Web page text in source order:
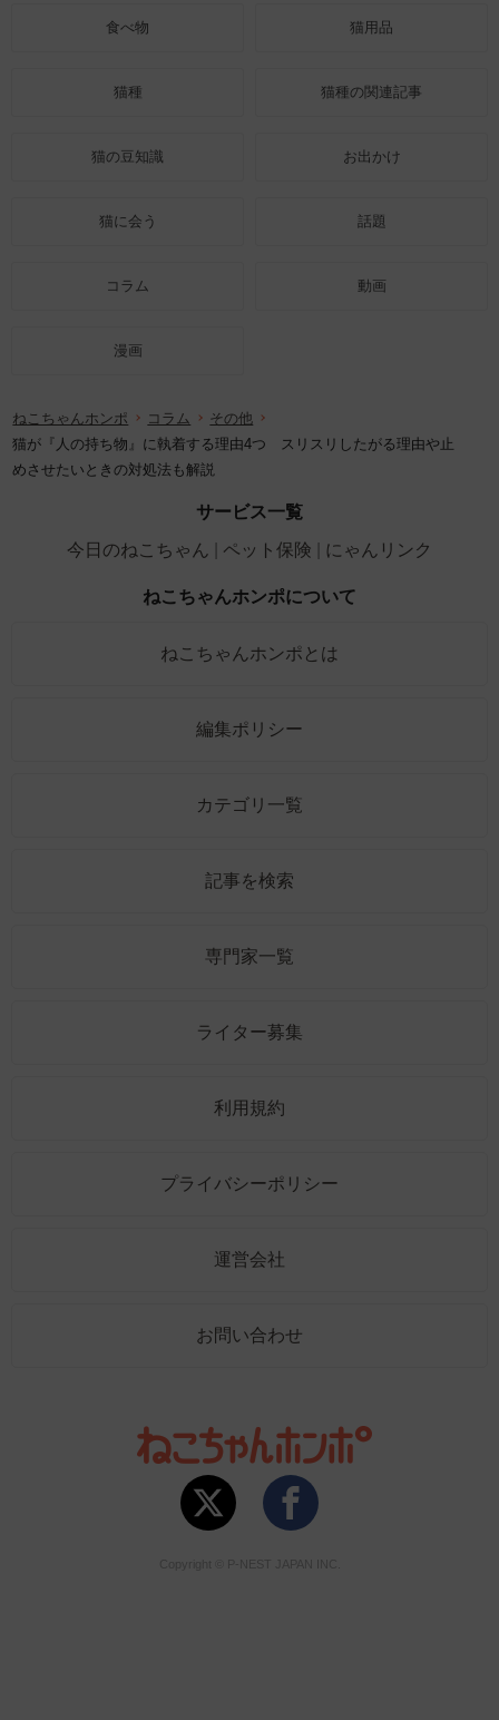
食べ物 猫用品
猫種 猫種の関連記事
猫の豆知識 お出かけ
猫に会う 話題
コラム 動画
漫画
ねこちゃんホンポ コラム
その他
猫が『人の持ち物』に執着する理由4つ スリスリしたがる理由や止
めさせたいときの対処法も解説
サービス一覧
今日のねこちゃん
ペット保険 にゃんリンク
ねこちゃんホンポについて
ねこちゃんホンポとは
編集ポリシー
カテゴリ一覧
記事を検索
専門家一覧
ライター募集
利用規約
プライバシーポリシー
運営会社
お問い合わせ
Copyright © P-NEST JAPAN INC.